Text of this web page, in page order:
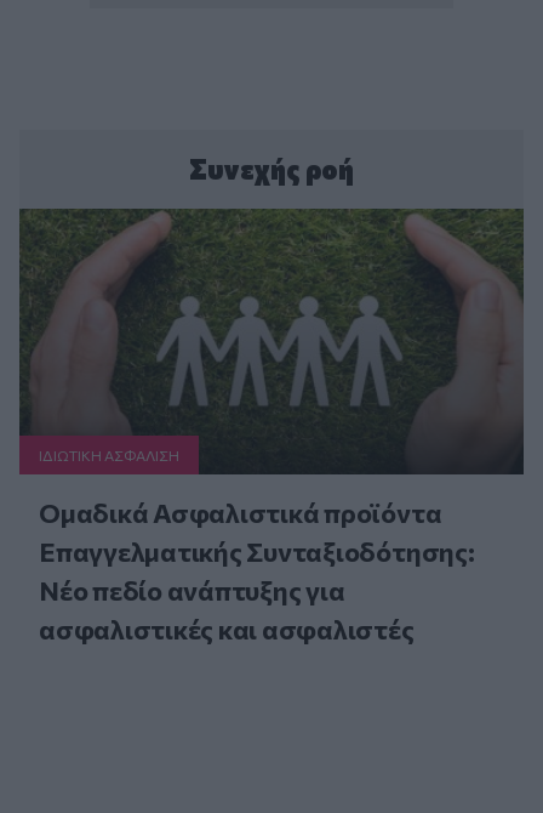
Συνεχής ροή
ΙΔΙΩΤΙΚΗ ΑΣΦAΛΙΣΗ
Ομαδικά Ασφαλιστικά προϊόντα
Επαγγελματικής Συνταξιοδότησης:
Νέο πεδίο ανάπτυξης για
ασφαλιστικές και ασφαλιστές